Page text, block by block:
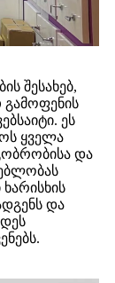
შესახებ,
ეს
ყველა
და
და